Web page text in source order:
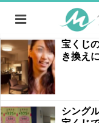
宝くじ
き換え
シング